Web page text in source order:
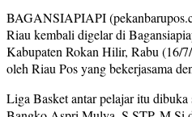
BAGANSIAPIAPI
Riau kembali digelar di
Kabupaten Rokan Hilir, Rabu (16/
oleh Riau Pos yang bekerjasama
Liga Basket antar pelajar itu dibuka